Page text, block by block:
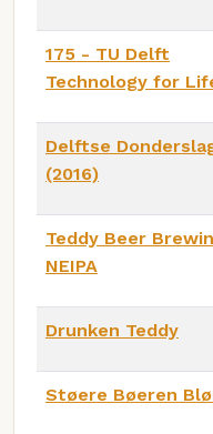
175 - TU Delft
Technology for
Delftse
(2016)
Teddy Beer
NEIPA
Drunken Teddy
Støere Bøeren